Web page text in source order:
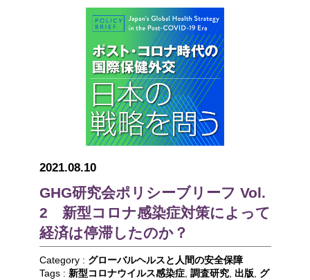
2021.08.10
GHG研究会ポリシーブリーフ Vol.
2 新型コロナ感染症対策によって
経済は停滞したのか？
Category : グローバルヘルスと人間の安全保障
Tags : 新型コロナウイルス感染症, 調査研究, 出版
グ